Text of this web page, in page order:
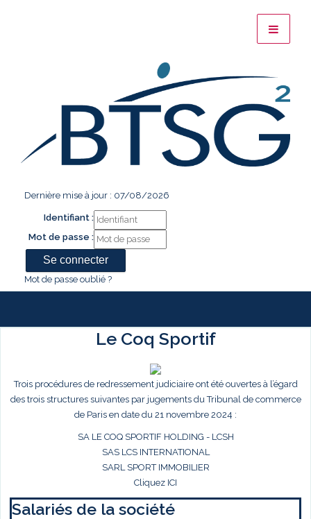
Dernière mise à jour : 07/08/2026
Identifiant :
Mot de passe :
Mot de passe oublié ?
Le Coq Sportif
Trois procédures de redressement judiciaire ont été ouvertes à l’égard
des trois structures suivantes par jugements du Tribunal de commerce
de Paris en date du 21 novembre 2024 :
SA LE COQ SPORTIF HOLDING - LCSH
SAS LCS INTERNATIONAL
SARL SPORT IMMOBILIER
Cliquez ICI
Salariés de la société